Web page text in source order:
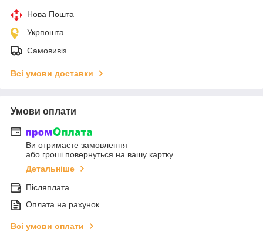
Нова Пошта
Укрпошта
Самовивіз
Всі умови доставки
Умови оплати
Ви отримаєте замовлення
або гроші повернуться на вашу картку
Детальніше
Післяплата
Оплата на рахунок
Всі умови оплати